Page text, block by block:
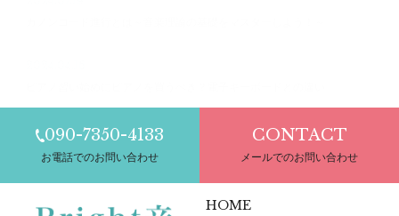
090-7350-4133
お電話でのお問い合わせ
CONTACT
メールでのお問い合わせ
HOME